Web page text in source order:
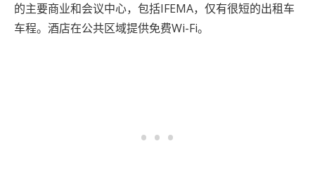
的主要商业和会议中心，包括IFEMA，仅有很短的出租车
车程。酒店在公共区域提供免费Wi-Fi。